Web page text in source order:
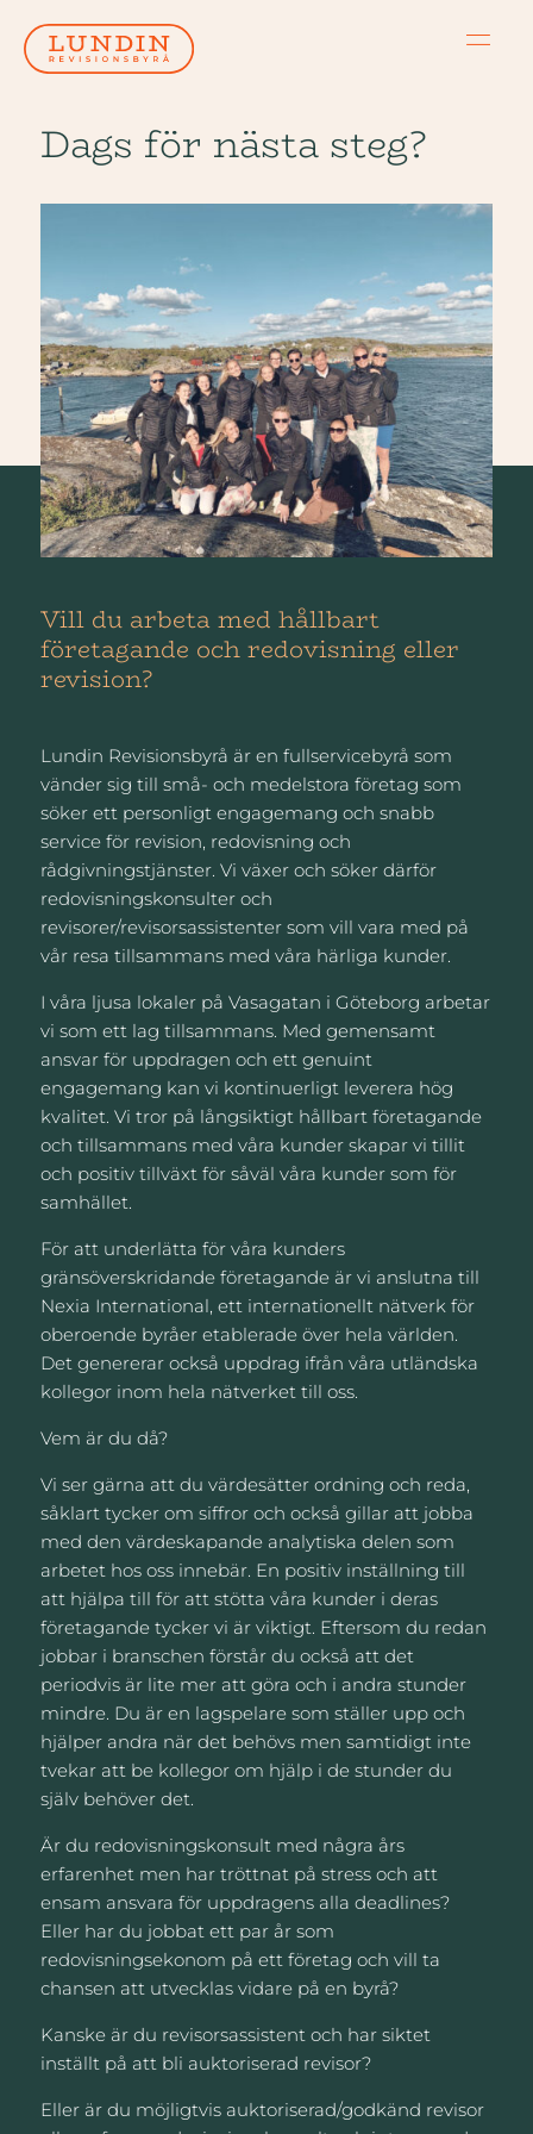
Dags för nästa steg?
Vill du arbeta med hållbart
företagande och redovisning eller
revision?
Lundin Revisionsbyrå är en fullservicebyrå som
vänder sig till små- och medelstora företag som
söker ett personligt engagemang och snabb
service för revision, redovisning och
rådgivningstjänster. Vi växer och söker därför
redovisningskonsulter och
revisorer/revisorsassistenter som vill vara med på
vår resa tillsammans med våra härliga kunder.
I våra ljusa lokaler på Vasagatan i Göteborg arbetar
vi som ett lag tillsammans. Med gemensamt
ansvar för uppdragen och ett genuint
engagemang kan vi kontinuerligt leverera hög
kvalitet. Vi tror på långsiktigt hållbart företagande
och tillsammans med våra kunder skapar vi tillit
och positiv tillväxt för såväl våra kunder som för
samhället.
För att underlätta för våra kunders
gränsöverskridande företagande är vi anslutna till
Nexia International, ett internationellt nätverk för
oberoende byråer etablerade över hela världen.
Det genererar också uppdrag ifrån våra utländska
kollegor inom hela nätverket till oss.
Vem är du då?
Vi ser gärna att du värdesätter ordning och reda,
såklart tycker om siffror och också gillar att jobba
med den värdeskapande analytiska delen som
arbetet hos oss innebär. En positiv inställning till
att hjälpa till för att stötta våra kunder i deras
företagande tycker vi är viktigt. Eftersom du redan
jobbar i branschen förstår du också att det
periodvis är lite mer att göra och i andra stunder
mindre. Du är en lagspelare som ställer upp och
hjälper andra när det behövs men samtidigt inte
tvekar att be kollegor om hjälp i de stunder du
själv behöver det.
Är du redovisningskonsult med några års
erfarenhet men har tröttnat på stress och att
ensam ansvara för uppdragens alla deadlines?
Eller har du jobbat ett par år som
redovisningsekonom på ett företag och vill ta
chansen att utvecklas vidare på en byrå?
Kanske är du revisorsassistent och har siktet
inställt på att bli auktoriserad revisor?
Eller är du möjligtvis auktoriserad/godkänd revisor